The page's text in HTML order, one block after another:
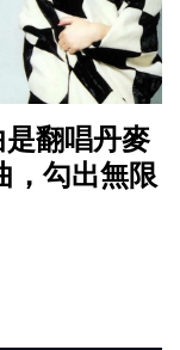
是翻唱丹麥
，勾出無限